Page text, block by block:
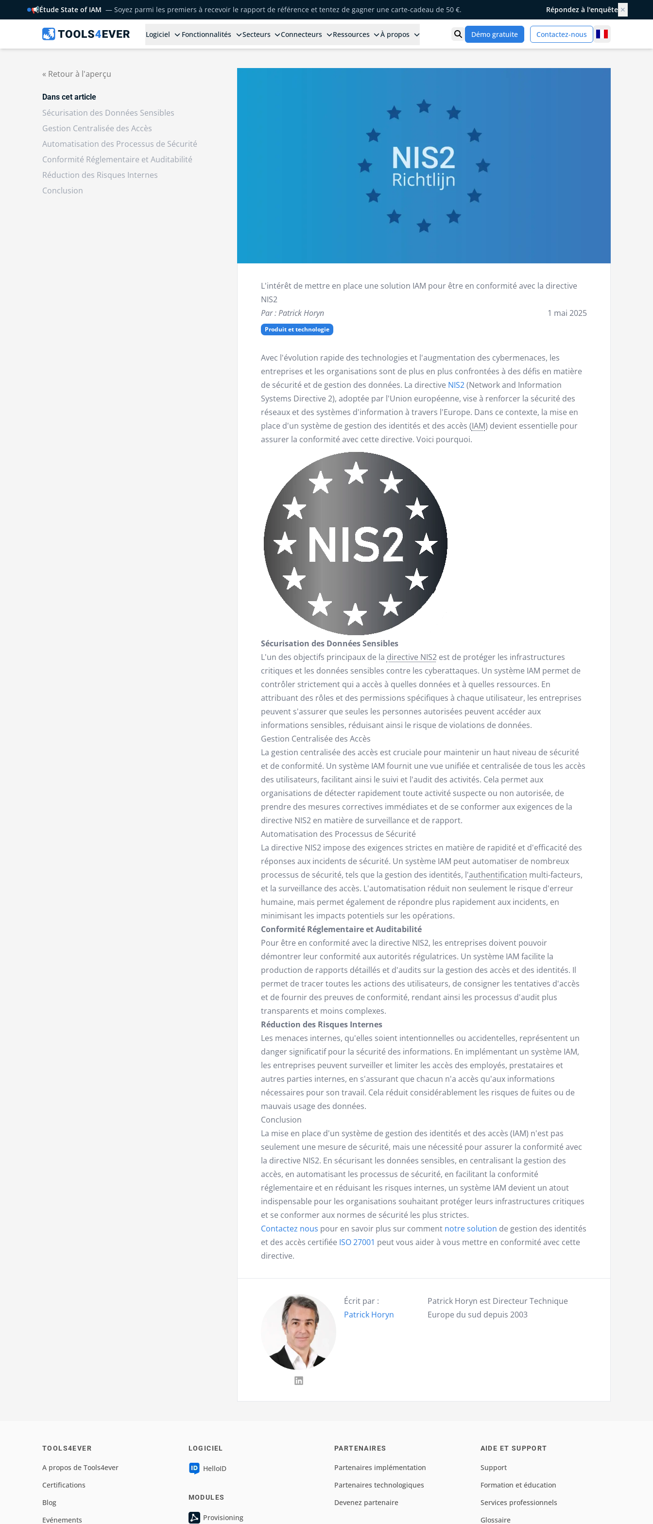
📢Étude State of IAM — Soyez parmi les premiers à recevoir le rapport de référence et tentez de gagner une carte-cadeau de 50 €. Répondez à l'enquête ✕
Logiciel Fonctionnalités Secteurs Connecteurs Ressources À propos Ouvrir la recherche
Démo gratuite Contactez-nous
« Retour à l'aperçu
Dans cet article
Sécurisation des Données Sensibles
Gestion Centralisée des Accès
Automatisation des Processus de Sécurité
Conformité Réglementaire et Auditabilité
Réduction des Risques Internes
Conclusion
L'intérêt de mettre en place une solution IAM pour être en conformité avec la directive
NIS2
Par : Patrick Horyn
1 mai 2025
Produit et technologie
Avec l'évolution rapide des technologies et l'augmentation des cybermenaces, les
entreprises et les organisations sont de plus en plus confrontées à des défis en matière
de sécurité et de gestion des données. La directive NIS2(Network and Information
Systems Directive 2), adoptée par l'Union européenne, vise à renforcer la sécurité des
réseaux et des systèmes d'information à travers l'Europe. Dans ce contexte, la mise en
place d'un système de gestion des identités et des accès (IAM) devient essentielle pour
assurer la conformité avec cette directive. Voici pourquoi.
Sécurisation des Données Sensibles
L'un des objectifs principaux de la directive NIS2est de protéger les infrastructures
critiques et les données sensibles contre les cyberattaques. Un système IAM permet de
contrôler strictement qui a accès à quelles données et à quelles ressources. En
attribuant des rôles et des permissions spécifiques à chaque utilisateur, les entreprises
peuvent s'assurer que seules les personnes autorisées peuvent accéder aux
informations sensibles, réduisant ainsi le risque de violations de données.
Gestion Centralisée des Accès
La gestion centralisée des accès est cruciale pour maintenir un haut niveau de sécurité
et de conformité. Un système IAM fournit une vue unifiée et centralisée de tous les accès
des utilisateurs, facilitant ainsi le suivi et l'audit des activités. Cela permet aux
organisations de détecter rapidement toute activité suspecte ou non autorisée, de
prendre des mesures correctives immédiates et de se conformer aux exigences de la
directive NIS2 en matière de surveillance et de rapport.
Automatisation des Processus de Sécurité
La directive NIS2 impose des exigences strictes en matière de rapidité et d'efficacité des
réponses aux incidents de sécurité. Un système IAM peut automatiser de nombreux
processus de sécurité, tels que la gestion des identités, l'authentification multi-facteurs,
et la surveillance des accès. L'automatisation réduit non seulement le risque d'erreur
humaine, mais permet également de répondre plus rapidement aux incidents, en
minimisant les impacts potentiels sur les opérations.
Conformité Réglementaire et Auditabilité
Pour être en conformité avec la directive NIS2, les entreprises doivent pouvoir
démontrer leur conformité aux autorités régulatrices. Un système IAM facilite la
production de rapports détaillés et d'audits sur la gestion des accès et des identités. Il
permet de tracer toutes les actions des utilisateurs, de consigner les tentatives d'accès
et de fournir des preuves de conformité, rendant ainsi les processus d'audit plus
transparents et moins complexes.
Réduction des Risques Internes
Les menaces internes, qu'elles soient intentionnelles ou accidentelles, représentent un
danger significatif pour la sécurité des informations. En implémentant un système IAM,
les entreprises peuvent surveiller et limiter les accès des employés, prestataires et
autres parties internes, en s'assurant que chacun n'a accès qu'aux informations
nécessaires pour son travail. Cela réduit considérablement les risques de fuites ou de
mauvais usage des données.
Conclusion
La mise en place d'un système de gestion des identités et des accès (IAM) n'est pas
seulement une mesure de sécurité, mais une nécessité pour assurer la conformité avec
la directive NIS2. En sécurisant les données sensibles, en centralisant la gestion des
accès, en automatisant les processus de sécurité, en facilitant la conformité
réglementaire et en réduisant les risques internes, un système IAM devient un atout
indispensable pour les organisations souhaitant protéger leurs infrastructures critiques
et se conformer aux normes de sécurité les plus strictes.
Contactez nous pour en savoir plus sur comment notre solution de gestion des identités
et des accès certifiée ISO 27001 peut vous aider à vous mettre en conformité avec cette
directive.
Écrit par :
Patrick Horyn
Patrick Horyn est Directeur Technique
Europe du sud depuis 2003
TOOLS4EVER
A propos de Tools4ever
Certifications
Blog
Evénements
LOGICIEL
HelloID
MODULES
Provisioning
PARTENAIRES
Partenaires implémentation
Partenaires technologiques
Devenez partenaire
AIDE ET SUPPORT
Support
Formation et éducation
Services professionnels
Glossaire